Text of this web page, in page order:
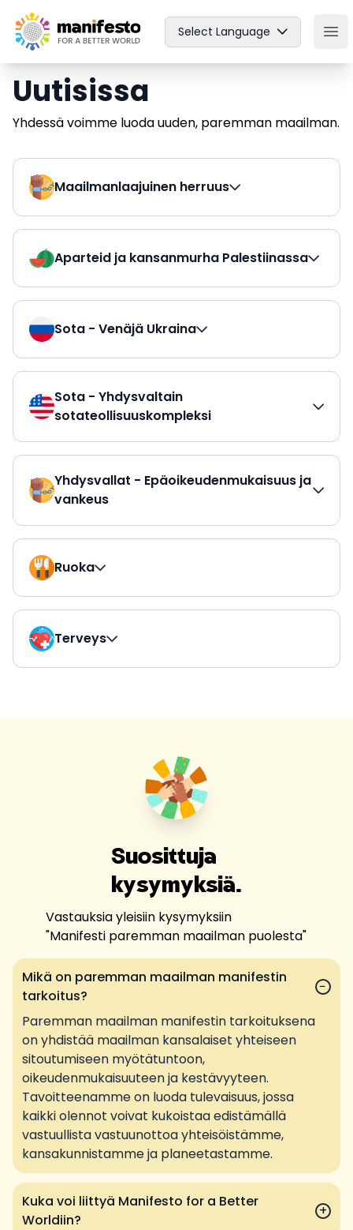
Your Company
Select Language
Uutisissa
Yhdessä voimme luoda uuden, paremman maailman.
Maailmanlaajuinen herruus
Aparteid ja kansanmurha Palestiinassa
Sota - Venäjä Ukraina
Sota - Yhdysvaltain
sotateollisuuskompleksi
Yhdysvallat - Epäoikeudenmukaisuus ja
vankeus
Ruoka
Terveys
Suosittuja
kysymyksiä.
Vastauksia yleisiin kysymyksiin
"Manifesti paremman maailman puolesta"
Mikä on paremman maailman manifestin
tarkoitus?
−
Paremman maailman manifestin tarkoituksena
on yhdistää maailman kansalaiset yhteiseen
sitoutumiseen myötätuntoon,
oikeudenmukaisuuteen ja kestävyyteen.
Tavoitteenamme on luoda tulevaisuus, jossa
kaikki olennot voivat kukoistaa edistämällä
vastuullista vastuunottoa yhteisöistämme,
kansakunnistamme ja planeetastamme.
Kuka voi liittyä Manifesto for a Better
Worldiin?
+